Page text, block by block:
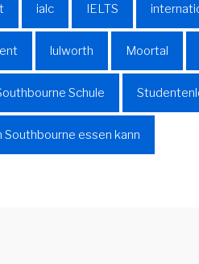
ialc IELTS
lulworth Moortal
Schule
Southbourne essen kann